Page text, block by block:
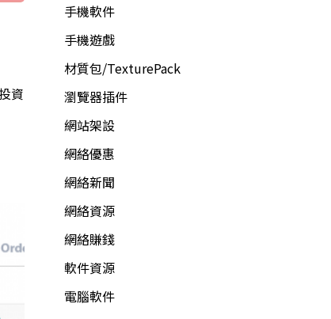
資
手機軟件
手機遊戲
材質包/TexturePack
瀏覽器插件
網站架設
網絡優惠
網絡新聞
網絡資源
網絡賺錢
軟件資源
電腦軟件